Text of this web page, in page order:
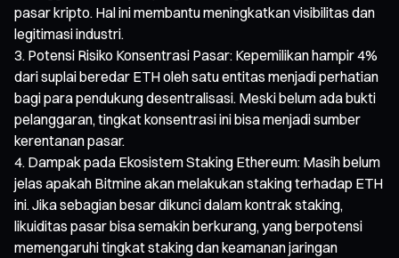
pasar kripto. Hal ini membantu meningkatkan visibilitas dan
legitimasi industri.
Potensi Risiko Konsentrasi Pasar: Kepemilikan hampir 4%
dari suplai beredar ETH oleh satu entitas menjadi perhatian
bagi para pendukung desentralisasi. Meski belum ada bukti
pelanggaran, tingkat konsentrasi ini bisa menjadi sumber
kerentanan pasar.
Dampak pada Ekosistem Staking Ethereum: Masih belum
jelas apakah Bitmine akan melakukan staking terhadap ETH
ini. Jika sebagian besar dikunci dalam kontrak staking,
likuiditas pasar bisa semakin berkurang, yang berpotensi
memengaruhi tingkat staking dan keamanan jaringan